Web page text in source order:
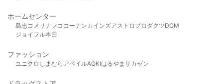
ホームセンター
島忠 コメリ ナフコ コーナンカインズアストロプロダクツDCM
ジョイフル本田
ファッション
ユニクロ しまむら アベイルAOKIはるやま サカゼン